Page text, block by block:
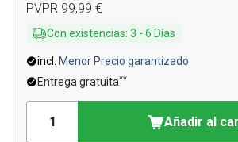
PVPR 99,99 €
Con existencias: 3 - 6 Días
incl.
Menor Precio garantizado
Entrega gratuita**
Añadir al